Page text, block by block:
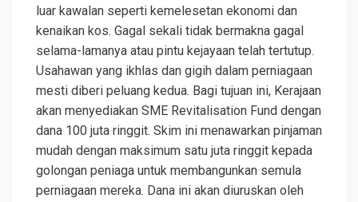
luar kawalan seperti kemelesetan ekonomi dan
kenaikan kos. Gagal sekali tidak bermakna gagal
selama-lamanya atau pintu kejayaan telah tertutup.
Usahawan yang ikhlas dan gigih dalam perniagaan
mesti diberi peluang kedua. Bagi tujuan ini, Kerajaan
akan menyediakan SME Revitalisation Fund dengan
dana 100 juta ringgit. Skim ini menawarkan pinjaman
mudah dengan maksimum satu juta ringgit kepada
golongan peniaga untuk membangunkan semula
perniagaan mereka. Dana ini akan diuruskan oleh